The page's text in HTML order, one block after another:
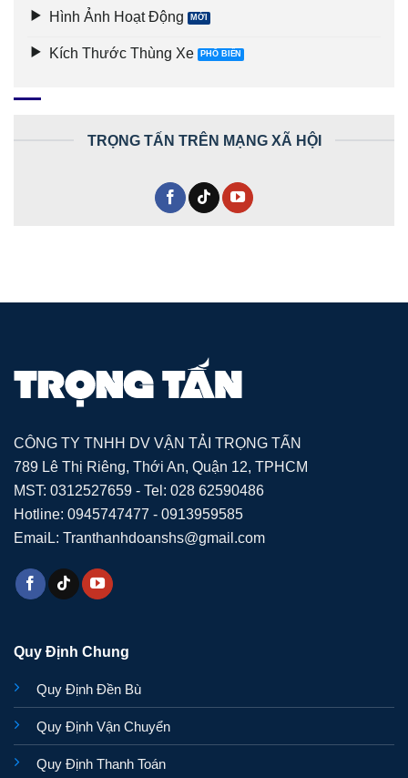
Hình Ảnh Hoạt Động
Kích Thước Thùng Xe
TRỌNG TẤN TRÊN MẠNG XÃ HỘI
CÔNG TY TNHH DV VẬN TẢI TRỌNG TẤN
789 Lê Thị Riêng, Thới An, Quận 12, TPHCM
MST: 0312527659 - Tel: 028 62590486
Hotline: 0945747477 - 0913959585
EmaiL: Tranthanhdoanshs@gmail.com
Quy Định Chung
Quy Định Đền Bù
Quy Định Vận Chuyển
Quy Định Thanh Toán